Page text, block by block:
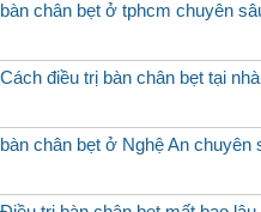
chân bẹt ở tphcm chuyên
điều trị bàn chân bẹt tại
chân bẹt ở Nghệ An chuyên